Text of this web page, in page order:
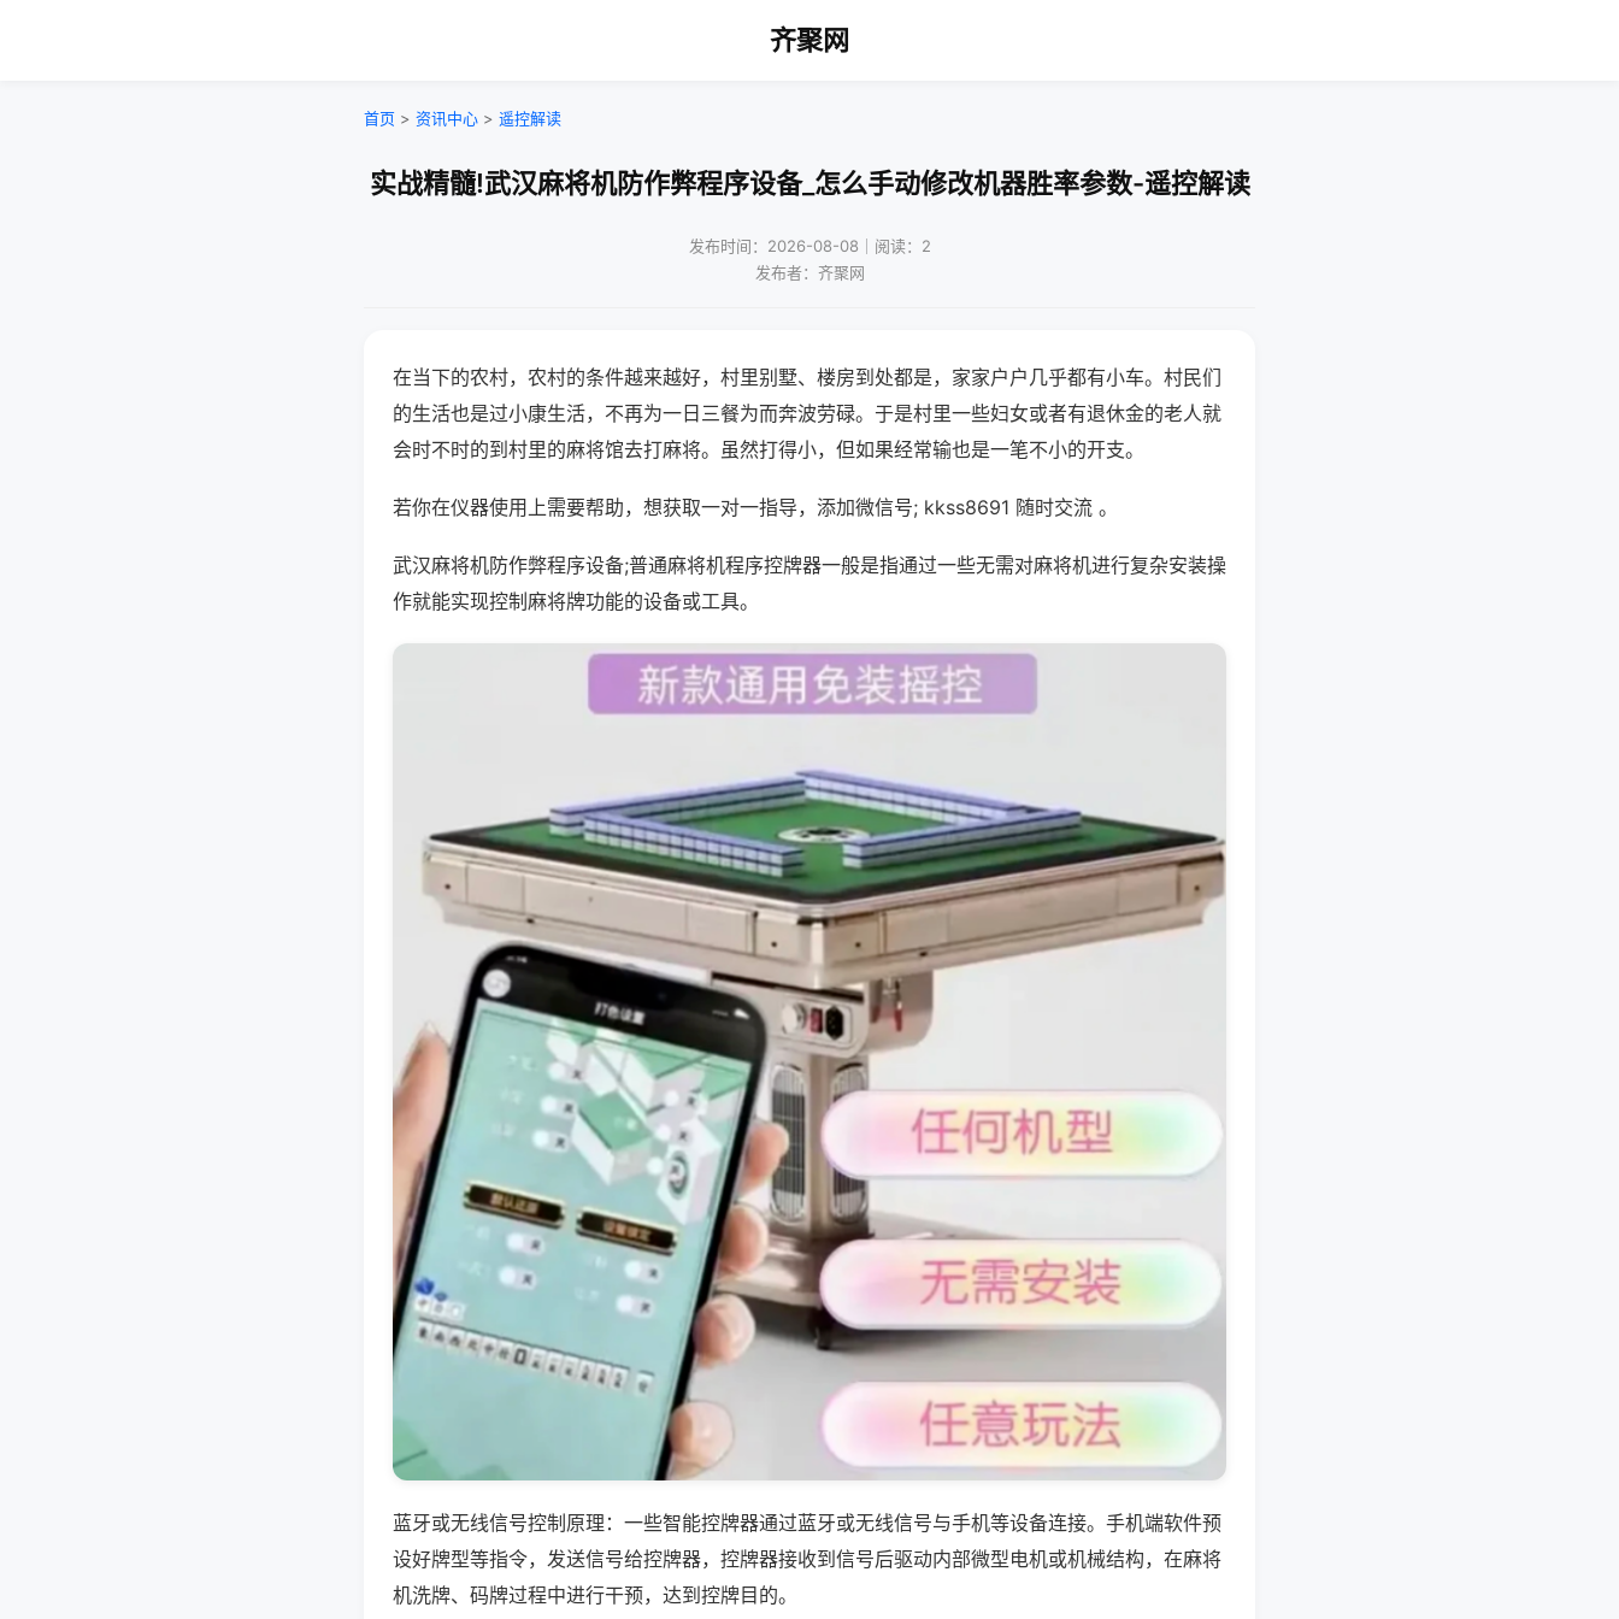
齐聚网
首页 > 资讯中心 > 遥控解读
实战精髓!武汉麻将机防作弊程序设备_怎么手动修改机器胜率参数-遥控解读
发布时间：2026-08-08｜阅读：2
发布者：齐聚网
在当下的农村，农村的条件越来越好，村里别墅、楼房到处都是，家家户户几乎都有小车。村民们
的生活也是过小康生活，不再为一日三餐为而奔波劳碌。于是村里一些妇女或者有退休金的老人就
会时不时的到村里的麻将馆去打麻将。虽然打得小，但如果经常输也是一笔不小的开支。
若你在仪器使用上需要帮助，想获取一对一指导，添加微信号; kkss8691 随时交流 。
武汉麻将机防作弊程序设备;普通麻将机程序控牌器一般是指通过一些无需对麻将机进行复杂安装操
作就能实现控制麻将牌功能的设备或工具。
蓝牙或无线信号控制原理：一些智能控牌器通过蓝牙或无线信号与手机等设备连接。手机端软件预
设好牌型等指令，发送信号给控牌器，控牌器接收到信号后驱动内部微型电机或机械结构，在麻将
机洗牌、码牌过程中进行干预，达到控牌目的。